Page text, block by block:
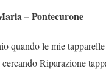
– Pontecurone
quando le mie
Riparazione